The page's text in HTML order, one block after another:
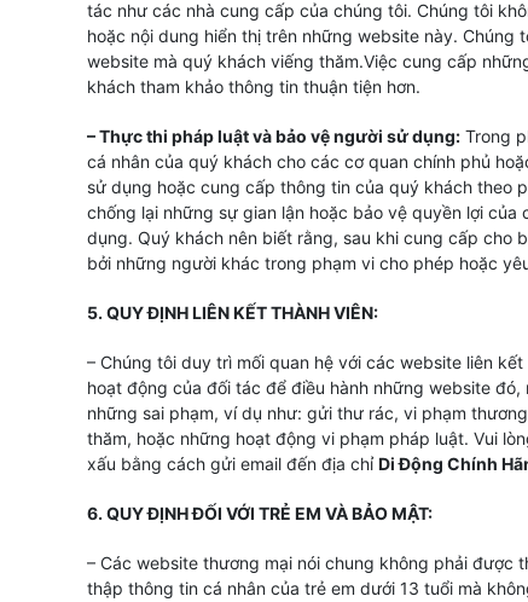
tác như các nhà cung cấp của chúng tôi. Chúng tôi
hoặc nội dung hiển thị trên những website này.
website mà quý khách viếng thăm.Việc cung cấp
khách tham khảo thông tin thuận tiện hơn.
– Thực thi pháp luật và bảo vệ người sử dụng: Trong
cá nhân của quý khách cho các cơ quan chính phủ
sử dụng hoặc cung cấp thông tin của quý khách theo
chống lại những sự gian lận hoặc bảo vệ quyền lợi
dụng. Quý khách nên biết rằng, sau khi cung cấp
bởi những người khác trong phạm vi cho phép hoặc
5. QUY ĐỊNH LIÊN KẾT THÀNH VIÊN:
– Chúng tôi duy trì mối quan hệ với các website liên
hoạt động của đối tác để điều hành những website
những sai phạm, ví dụ như: gửi thư rác, vi phạm
thăm, hoặc những hoạt động vi phạm pháp luật. Vui
xấu bằng cách gửi email đến địa chỉDi Động Chính
6. QUY ĐỊNH ĐỐI VỚI TRẺ EM VÀ BẢO MẬT:
– Các website thương mại nói chung không phải được
thập thông tin cá nhân của trẻ em dưới 13 tuổi mà